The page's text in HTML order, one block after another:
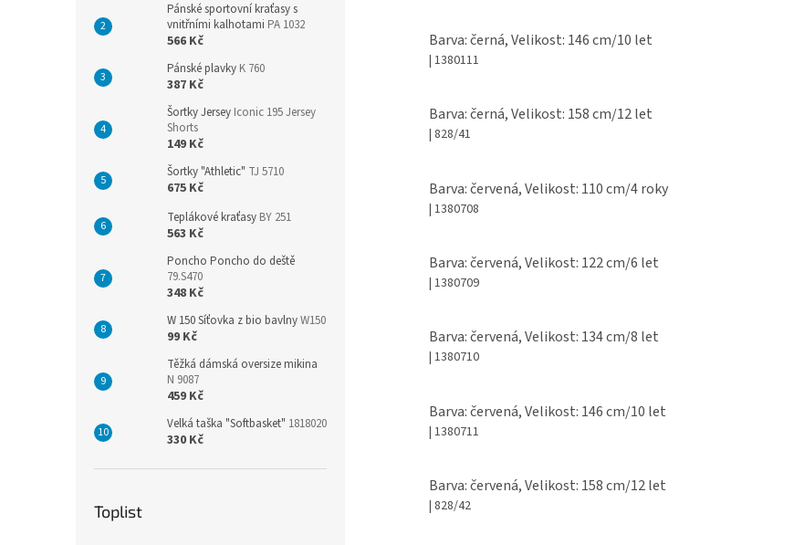
Pánské sportovní kraťasy s
vnitřními kalhotami PA 1032
566 Kč
Pánské plavky K 760
387 Kč
Šortky Jersey Iconic 195 Jersey
Shorts
149 Kč
Šortky "Athletic" TJ 5710
675 Kč
Teplákové kraťasy BY 251
563 Kč
Poncho Poncho do deště
79.S470
348 Kč
W 150 Síťovka z bio bavlnyW150
99 Kč
Těžká dámská oversize mikina
N 9087
459 Kč
Velká taška "Softbasket" 1818020
330 Kč
Toplist
Barva: černá, Velikost: 146 cm/10 let
| 1380111
Barva: černá, Velikost: 158 cm/12 let
| 828/41
Barva: červená, Velikost: 110 cm/4 roky
| 1380708
Barva: červená, Velikost: 122 cm/6 let
| 1380709
Barva: červená, Velikost: 134 cm/8 let
| 1380710
Barva: červená, Velikost: 146 cm/10 let
| 1380711
Barva: červená, Velikost: 158 cm/12 let
| 828/42